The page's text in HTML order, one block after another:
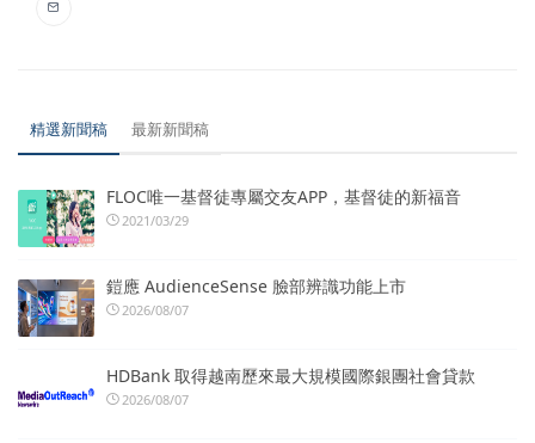
精選新聞稿 最新新聞稿
FLOC唯一基督徒專屬交友APP，基督徒的新福音
2021/03/29
鎧應 AudienceSense 臉部辨識功能上市
2026/08/07
HDBank 取得越南歷來最大規模國際銀團社會貸款
2026/08/07